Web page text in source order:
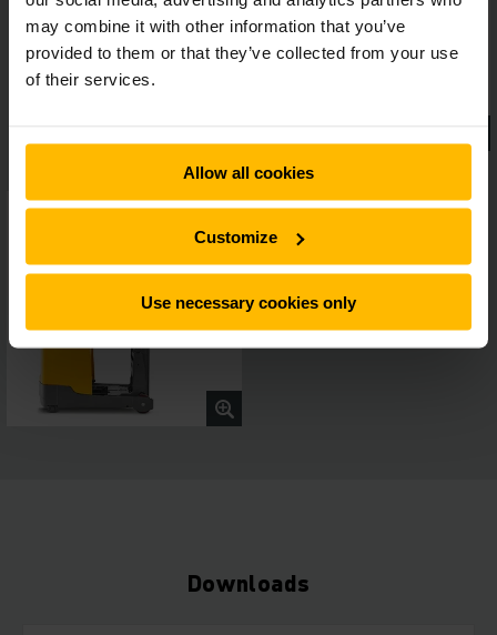
may combine it with other information that you’ve
provided to them or that they’ve collected from your use
of their services.
Allow all cookies
Customize
Use necessary cookies only
Downloads